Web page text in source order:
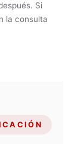
Si
la consulta